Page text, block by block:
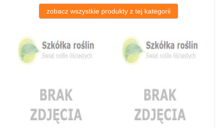
zobacz wszystkie produkty z tej kategorii